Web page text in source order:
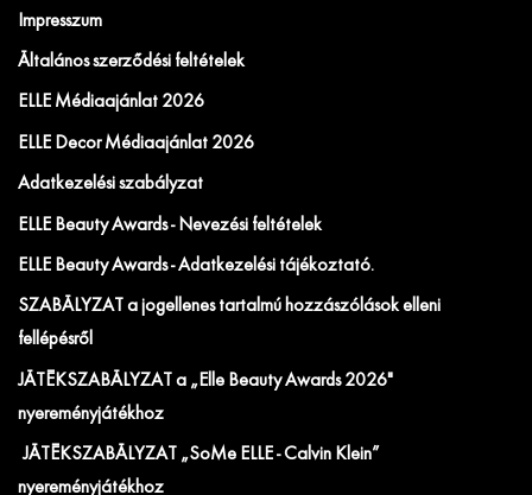
Impresszum
Általános szerződési feltételek
ELLE Médiaajánlat 2026
ELLE Decor Médiaajánlat 2026
Adatkezelési szabályzat
ELLE Beauty Awards - Nevezési feltételek
ELLE Beauty Awards - Adatkezelési tájékoztató.
SZABÁLYZAT a jogellenes tartalmú hozzászólások elleni
fellépésről
JÁTÉKSZABÁLYZAT a „Elle Beauty Awards 2026"
nyereményjátékhoz
JÁTÉKSZABÁLYZAT „SoMe ELLE - Calvin Klein”
nyereményjátékhoz